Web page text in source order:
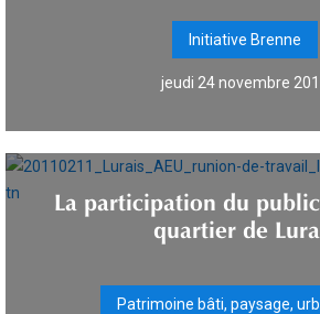
Initiative Brenne
jeudi 24 novembre
La participation du public
quartier de
Patrimoine bâti, paysage,